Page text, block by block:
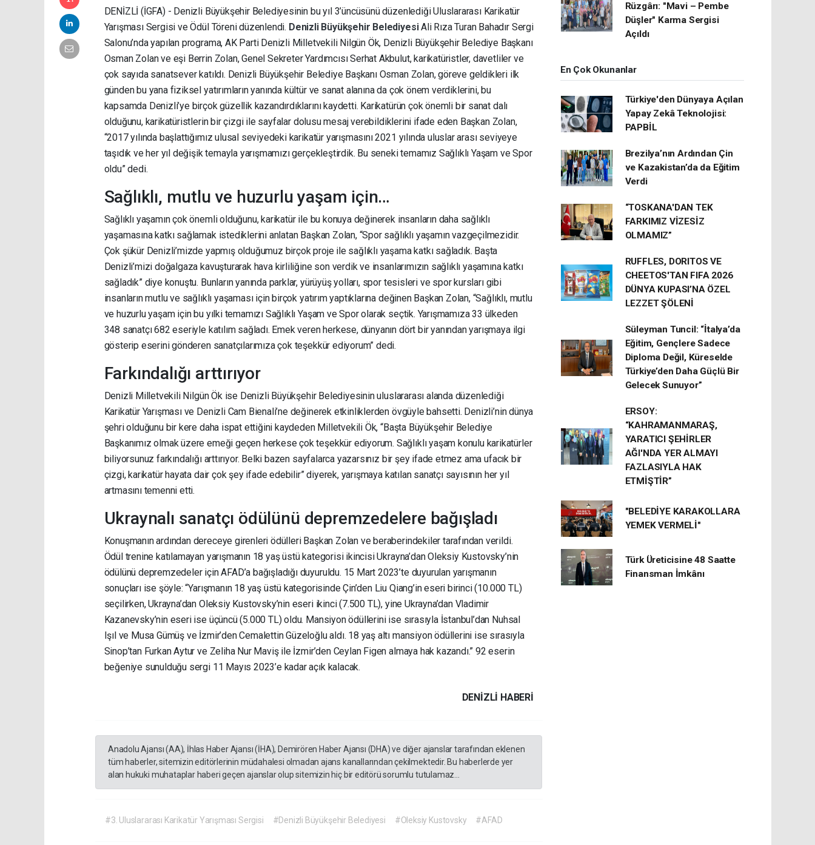
DENİZLİ (İGFA) - Denizli Büyükşehir Belediyesinin bu yıl 3’üncüsünü düzenlediği Uluslararası Karikatür
Yarışması Sergisi ve Ödül Töreni düzenlendi. Denizli Büyükşehir BelediyesiAli Rıza Turan Bahadır Sergi
Salonu’nda yapılan programa, AK Parti Denizli Milletvekili Nilgün Ök, Denizli Büyükşehir Belediye Başkanı
Osman Zolan ve eşi Berrin Zolan, Genel Sekreter Yardımcısı Serhat Akbulut, karikatüristler, davetliler ve
çok sayıda sanatsever katıldı. Denizli Büyükşehir Belediye Başkanı Osman Zolan, göreve geldikleri ilk
günden bu yana fiziksel yatırımların yanında kültür ve sanat alanına da çok önem verdiklerini, bu
kapsamda Denizli’ye birçok güzellik kazandırdıklarını kaydetti. Karikatürün çok önemli bir sanat dalı
olduğunu, karikatüristlerin bir çizgi ile sayfalar dolusu mesaj verebildiklerini ifade eden Başkan Zolan,
“2017 yılında başlattığımız ulusal seviyedeki karikatür yarışmasını 2021 yılında uluslar arası seviyeye
taşıdık ve her yıl değişik temayla yarışmamızı gerçekleştirdik. Bu seneki temamız Sağlıklı Yaşam ve Spor
oldu” dedi.
Sağlıklı, mutlu ve huzurlu yaşam için…
Sağlıklı yaşamın çok önemli olduğunu, karikatür ile bu konuya değinerek insanların daha sağlıklı
yaşamasına katkı sağlamak istediklerini anlatan Başkan Zolan, “Spor sağlıklı yaşamın vazgeçilmezidir.
Çok şükür Denizli’mizde yapmış olduğumuz birçok proje ile sağlıklı yaşama katkı sağladık. Başta
Denizli’mizi doğalgaza kavuşturarak hava kirliliğine son verdik ve insanlarımızın sağlıklı yaşamına katkı
sağladık” diye konuştu. Bunların yanında parklar, yürüyüş yolları, spor tesisleri ve spor kursları gibi
insanların mutlu ve sağlıklı yaşaması için birçok yatırım yaptıklarına değinen Başkan Zolan, “Sağlıklı, mutlu
ve huzurlu yaşam için bu yılki temamızı Sağlıklı Yaşam ve Spor olarak seçtik. Yarışmamıza 33 ülkeden
348 sanatçı 682 eseriyle katılım sağladı. Emek veren herkese, dünyanın dört bir yanından yarışmaya ilgi
gösterip eserini gönderen sanatçılarımıza çok teşekkür ediyorum” dedi.
Farkındalığı arttırıyor
Denizli Milletvekili Nilgün Ök ise Denizli Büyükşehir Belediyesinin uluslararası alanda düzenlediği
Karikatür Yarışması ve Denizli Cam Bienali’ne değinerek etkinliklerden övgüyle bahsetti. Denizli’nin dünya
şehri olduğunu bir kere daha ispat ettiğini kaydeden Milletvekili Ök, “Başta Büyükşehir Belediye
Başkanımız olmak üzere emeği geçen herkese çok teşekkür ediyorum. Sağlıklı yaşam konulu karikatürler
biliyorsunuz farkındalığı arttırıyor. Belki bazen sayfalarca yazarsınız bir şey ifade etmez ama ufacık bir
çizgi, karikatür hayata dair çok şey ifade edebilir” diyerek, yarışmaya katılan sanatçı sayısının her yıl
artmasını temenni etti.
Ukraynalı sanatçı ödülünü depremzedelere bağışladı
Konuşmanın ardından dereceye girenleri ödülleri Başkan Zolan ve beraberindekiler tarafından verildi.
Ödül trenine katılamayan yarışmanın 18 yaş üstü kategorisi ikincisi Ukrayna’dan Oleksiy Kustovsky’nin
ödülünü depremzedeler için AFAD’a bağışladığı duyuruldu. 15 Mart 2023’te duyurulan yarışmanın
sonuçları ise şöyle: “Yarışmanın 18 yaş üstü kategorisinde Çin’den Liu Qiang’in eseri birinci (10.000 TL)
seçilirken, Ukrayna’dan Oleksiy Kustovsky’nin eseri ikinci (7.500 TL), yine Ukrayna’dan Vladimir
Kazanevsky’nin eseri ise üçüncü (5.000 TL) oldu. Mansiyon ödüllerini ise sırasıyla İstanbul’dan Nuhsal
Işıl ve Musa Gümüş ve İzmir’den Cemalettin Güzeloğlu aldı. 18 yaş altı mansiyon ödüllerini ise sırasıyla
Sinop’tan Furkan Aytur ve Zeliha Nur Maviş ile İzmir’den Ceylan Figen almaya hak kazandı.” 92 eserin
beğeniye sunulduğu sergi 11 Mayıs 2023’e kadar açık kalacak.
DENIZLI HABERİ
Anadolu Ajansı (AA), İhlas Haber Ajansı (İHA), Demirören Haber Ajansı (DHA) ve diğer ajanslar tarafından eklenen
tüm haberler, sitemizin editörlerinin müdahalesi olmadan ajans kanallarından çekilmektedir. Bu haberlerde yer
alan hukuki muhataplar haberi geçen ajanslar olup sitemizin hiç bir editörü sorumlu tutulamaz...
#3. Uluslararası Karikatür Yarışması Sergisi #Denizli Büyükşehir Belediyesi #Oleksiy Kustovsky #AFAD
Rüzgârı: "Mavi – Pembe
Düşler" Karma Sergisi
Açıldı
En Çok Okunanlar
Türkiye'den Dünyaya Açılan
Yapay Zekâ Teknolojisi:
PAPBİL
Brezilya’nın Ardından Çin
ve Kazakistan’da da Eğitim
Verdi
“TOSKANA'DAN TEK
FARKIMIZ VİZESİZ
OLMAMIZ”
RUFFLES, DORITOS VE
CHEETOS'TAN FIFA 2026
DÜNYA KUPASI’NA ÖZEL
LEZZET ŞÖLENİ
Süleyman Tuncil: “İtalya’da
Eğitim, Gençlere Sadece
Diploma Değil, Küreselde
Türkiye’den Daha Güçlü Bir
Gelecek Sunuyor”
ERSOY:
“KAHRAMANMARAŞ,
YARATICI ŞEHİRLER
AĞI'NDA YER ALMAYI
FAZLASIYLA HAK
ETMİŞTİR”
"BELEDİYE KARAKOLLARA
YEMEK VERMELİ"
Türk Üreticisine 48 Saatte
Finansman İmkânı